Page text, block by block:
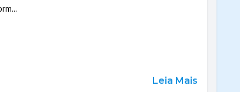
Leia Mais